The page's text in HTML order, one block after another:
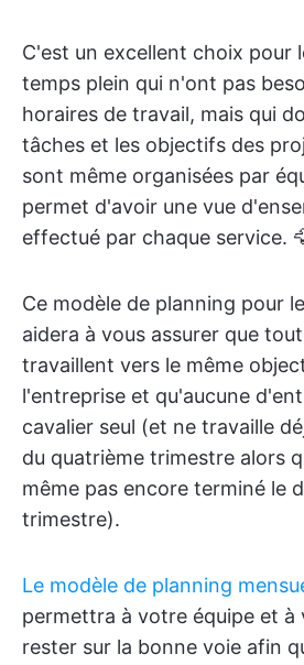
C'est un excellent choix pour
temps plein qui n'ont pas
horaires de travail, mais qui
tâches et les objectifs des
sont même organisées par
permet d'avoir une vue
effectué par chaque service.
Ce modèle de planning pour
aidera à vous assurer que
travaillent vers le même
l'entreprise et qu'aucune
cavalier seul (et ne travaille
du quatrième trimestre alors
même pas encore terminé le
trimestre).
Le modèle de planning
permettra à votre équipe et à
rester sur la bonne voie afin